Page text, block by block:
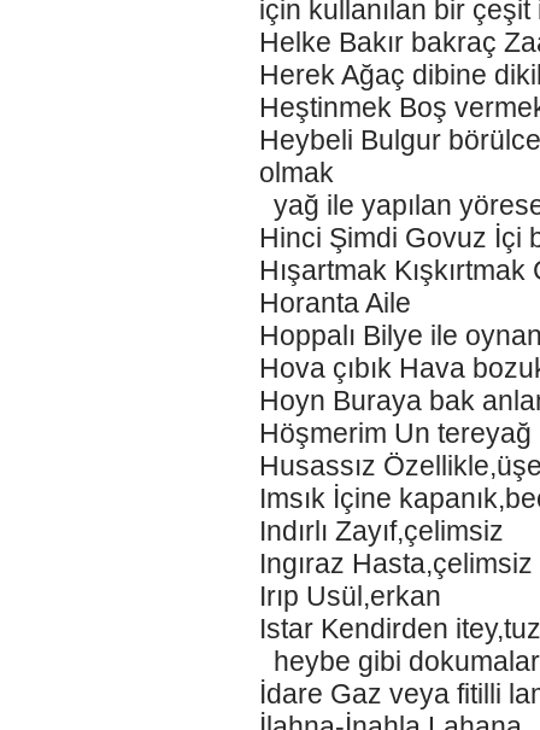
için kullanılan bir çeşit
Helke Bakır bakraç
Herek Ağaç dibine
Heştinmek Boş
Heybeli Bulgur
olmak
yağ ile yapılan
Hinci Şimdi Govuz İçi
Hışartmak Kışkırtmak
Horanta Aile
Hoppalı Bilye ile
Hova çıbık Hava
Hoyn Buraya bak
Höşmerim Un
Husassız
Imsık İçine
Indırlı Zayıf,çelimsiz
Ingıraz Hasta,çelimsiz
Irıp Usül,erkan
Istar Kendirden
heybe gibi
İdare Gaz veya fitilli